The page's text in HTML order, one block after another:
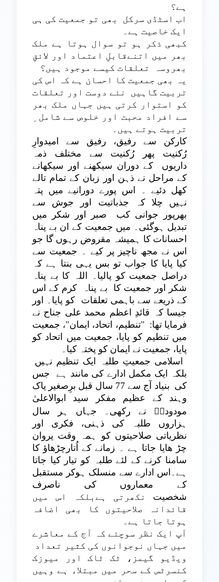
ہے؟
اب اسٹڈی سرکل
بھی تو جمعیت کی ہی
ایک خاصیت ہے۔
کبھی ذکر ہو تو سوال ہوتا ہے ملک
بھر میں اتنےقابلِ اعتماد اور لائقِ
بھروسہ
تعلقات کیسے موجود ہیں؟
یہ بھی جمعیت کا احسان ہے کہ اس کی
تربیت گاہیں
نئے دوست اور تعلقات
کو استوار کرتی ہیں جہاں ملک بھر
سے افراد محبت اور خلوص سے شامل ِ
تربیت ہوتے ہیں۔
کارکن سے رفیق، رفیق سے امیدوارِ
رُکنیت پھر رُکنیت سے مختلف ذمہ
داریوں
کے دوران سیکھنے اور سیکھانے
کے مراحل نے ذہن اور زبان کے تمام تالے
کھل دئیے ۔ اس پورے دورانیے میں پتہ
نہیں چلا کہ جذباتیت اور جوش سے
بھرپور جوانی کب
صبر اور شکر میں
تبدیل ہوگئی۔ میں جمعیت کے ان بے پناہ
احسانات کا ہمیشہ مقروض رہوں گا جو
اس نے مجھ ناچیز پر کیے ۔ جمعیت سے
کیا پایا کا جواب تو بس یہی بنتا ہے کہ
دراصل جمعیت کو پالیا۔ اللہ کا بے پناہ
شکر اور جمعیت کا
بے پناہ
کرم کے اس
کے ذریعے سے باہمی تعلقات
کو پایا۔ اور
جیسا کہ قائدِ اعظم محمد علی جناح نے
فرمایا تھا: "تنطیم، اتحاد، ایمان"، جمعیت
میں تنطیم کو پایا، جمعیت میں اتحاد کو
پایا، جمعیت نے ایمان کو پختہ کیا۔
اسلامی جمعیتِ طلبہ ایک تنظیم نہیں
بلکہ ایک مکمل ادارے کی مانند ہے
جس
کی
بنیاد آج سے 77 سال قبل برِصغیر پاک
وہند کے عظیم مفکر سید ابوالاعلیٰ
مودودیؒ نے رکھی۔ جہاں ہر سال
ہزاروں طلبہ کی ذہنی، فکری اور
نظریاتی صلاحیتوں کو ہمہ وقت پروان
چڑ ھایا جاتا ہے ۔ زمانے کے اُتارچڑھاؤ کا
سامنا کرنے کے لئے طلبہ کو تیار کیا جاتا
ہے۔اس ادارے سے منسلک ہوکر مستقبل
کے معماروں کی ناصرف
شخصیت
نکھرتی ہےبلکہ اس میں
قائدانہ صلاحیتوں کا بھی اضافہ
ہوتا جاتا ہے۔
آپ ایک نظر سوچئے کہ آج کے معاشرے
میں جہاں نوجوانوں کی کثیر تعداد
ویڈیو گیمز، ٹک ٹاک اور میوزک
کنسرٹس کے سحر میں مبتلاء ہے وہیں